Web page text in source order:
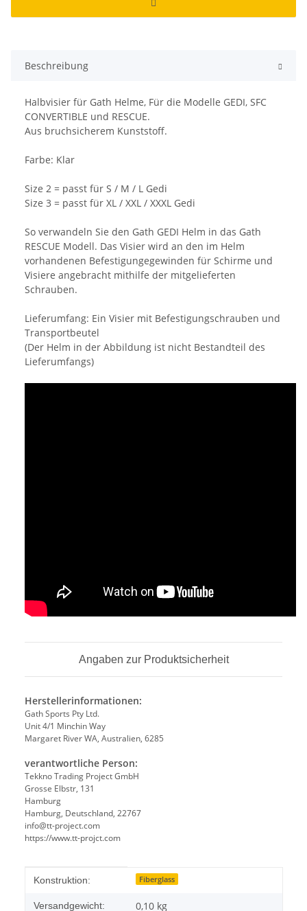
Beschreibung
Halbvisier für Gath Helme, Für die Modelle GEDI, SFC
CONVERTIBLE und RESCUE.
Aus bruchsicherem Kunststoff.
Farbe: Klar
Size 2 = passt für S / M / L Gedi
Size 3 = passt für XL / XXL / XXXL Gedi
So verwandeln Sie den Gath GEDI Helm in das Gath
RESCUE Modell. Das Visier wird an den im Helm
vorhandenen Befestigungegewinden für Schirme und
Visiere angebracht mithilfe der mitgelieferten
Schrauben.
Lieferumfang: Ein Visier mit Befestigungschrauben und
Transportbeutel
(Der Helm in der Abbildung ist nicht Bestandteil des
Lieferumfangs)
Angaben zur Produktsicherheit
Herstellerinformationen:
Gath Sports Pty Ltd.
Unit 4/1 Minchin Way
Margaret River WA, Australien, 6285
verantwortliche Person:
Tekkno Trading Project GmbH
Grosse Elbstr, 131
Hamburg
Hamburg, Deutschland, 22767
info@tt-project.com
https://www.tt-projct.com
Produkteigenschaft
Wert
Konstruktion: Fiberglass
Versandgewicht: 0,10 kg